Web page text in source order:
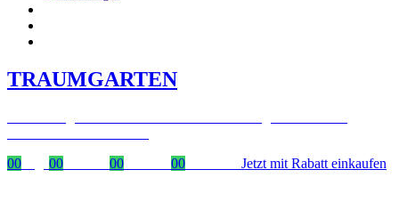
TRAUMGARTEN
00
00 00 00 Jetzt mit Rabatt einkaufen